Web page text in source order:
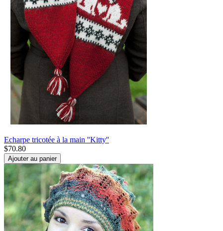
Echarpe tricotée à la main ''Kitty''
$70.80
Ajouter au panier